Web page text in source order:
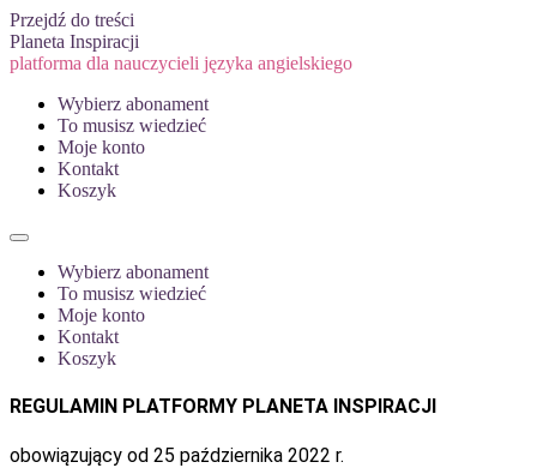
Przejdź do treści
Planeta Inspiracji
platforma dla nauczycieli języka angielskiego
Wybierz abonament
To musisz wiedzieć
Moje konto
Kontakt
Koszyk
Wybierz abonament
To musisz wiedzieć
Moje konto
Kontakt
Koszyk
REGULAMIN PLATFORMY PLANETA INSPIRACJI
obowiązujący od 25 października 2022 r.